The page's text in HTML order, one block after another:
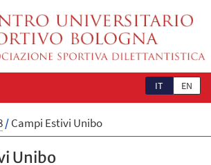
IT EN
/Campi Estivi Unibo
Unibo